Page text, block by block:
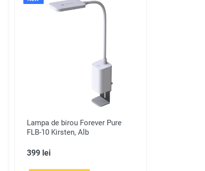
Lampa de birou Forever Pure
FLB-10 Kirsten, Alb
399 lei